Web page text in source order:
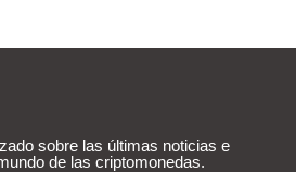
sobre las últimas noticias e
de las criptomonedas.